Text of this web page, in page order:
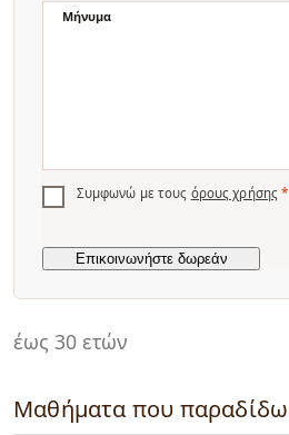
έως 30 ετών
Μαθήματα που παραδίδω
Μήνυμα
Συμφωνώ με τους όρους χρήσης *